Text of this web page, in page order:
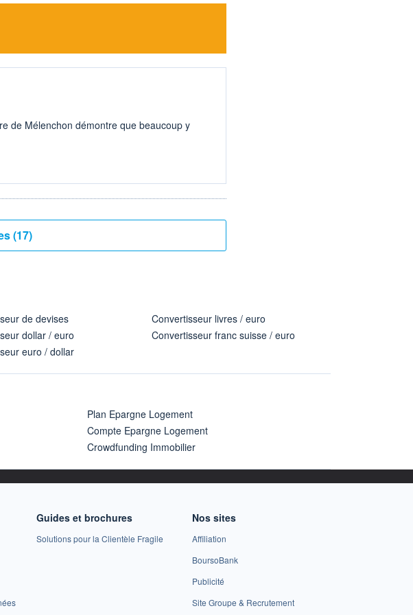
de Mélenchon démontre que beaucoup y
Voir plus de commentaires (17)
de devises
dollar / euro
euro / dollar
Convertisseur livres / euro
Convertisseur franc suisse / euro
Plan Epargne Logement
Compte Epargne Logement
Crowdfunding Immobilier
Guides et brochures
Solutions pour la Clientèle Fragile
Nos sites
Affiliation
BoursoBank
Publicité
Site Groupe & Recrutement